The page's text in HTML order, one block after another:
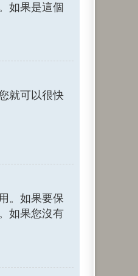
如果是這個
就可以很快
。如果要保
如果您沒有